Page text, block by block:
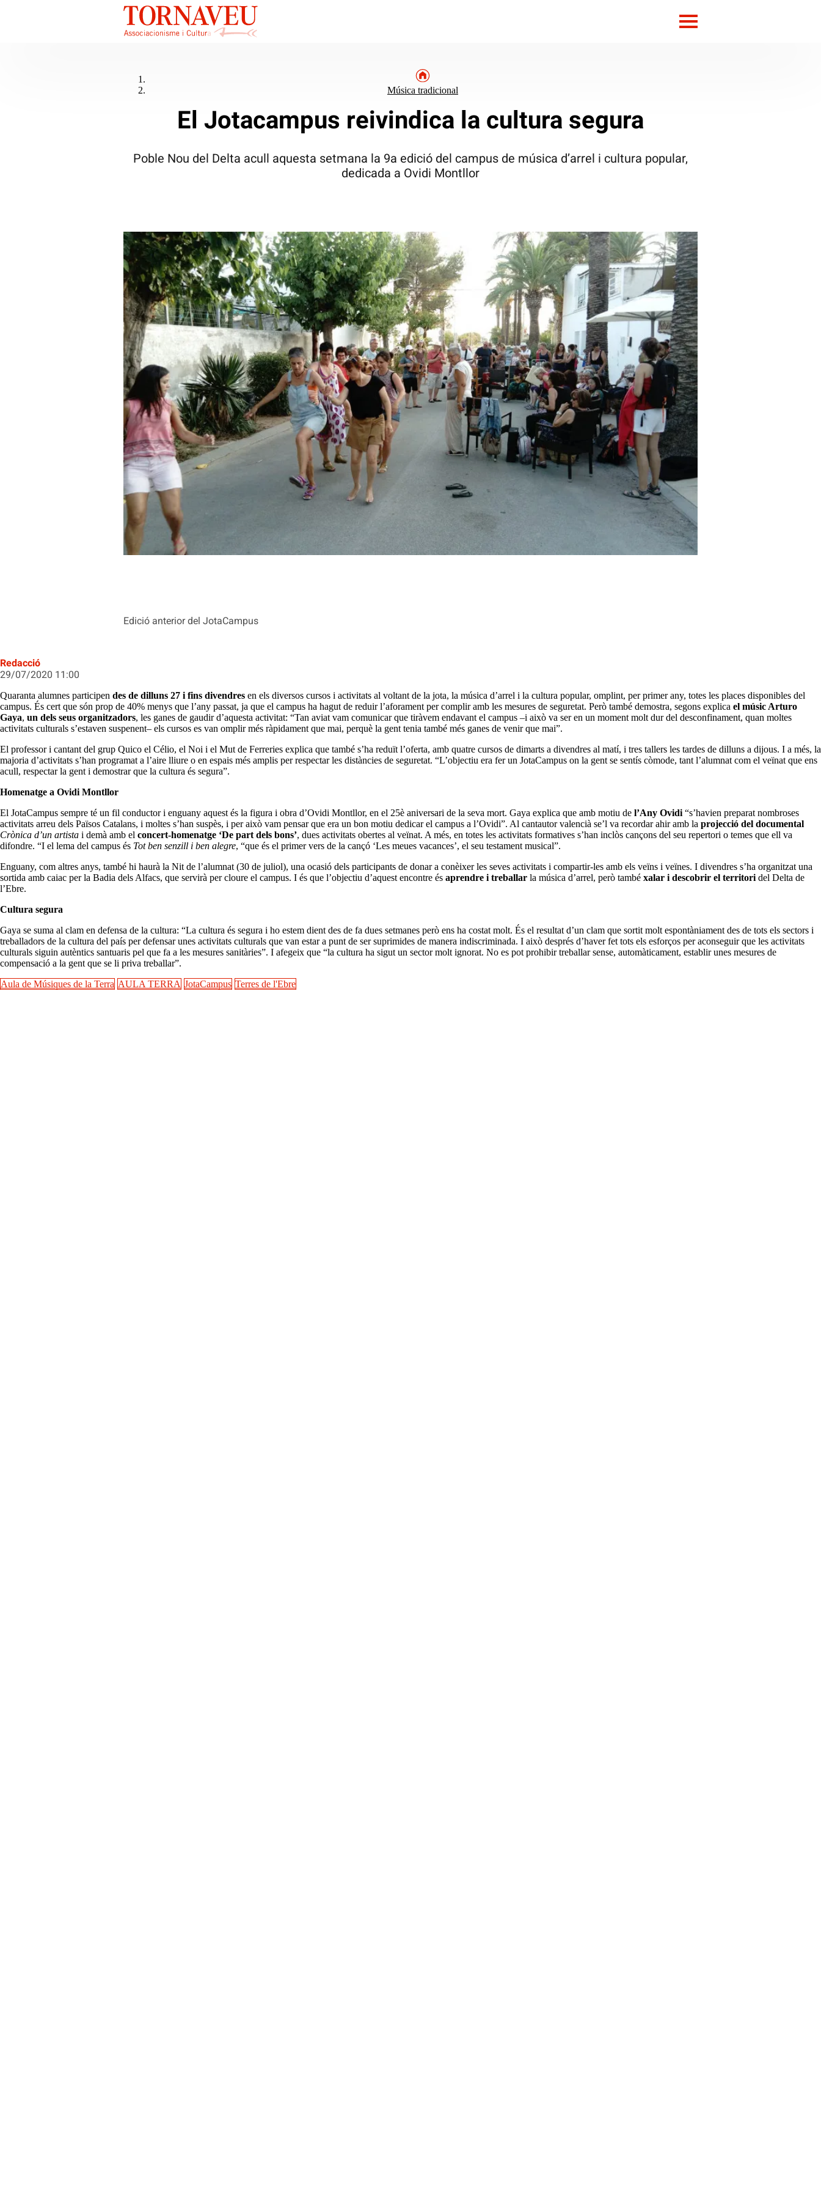
Edició anterior del JotaCampus
Música tradicional
El Jotacampus reivindica la cultura segura
Poble Nou del Delta acull aquesta setmana la 9a edició del campus de música d’arrel i cultura popular,
dedicada a Ovidi Montllor
Redacció
29/07/2020 11:00
Quaranta alumnes participen des de dilluns 27 i fins divendres en els diversos cursos i activitats al voltant de la jota, la música d’arrel i la cultura popular, omplint, per primer any, totes les places disponibles del
campus. És cert que són prop de 40% menys que l’any passat, ja que el campus ha hagut de reduir l’aforament per complir amb les mesures de seguretat. Però també demostra, segons explica el músic Arturo
Gaya, un dels seus organitzadors, les ganes de gaudir d’aquesta activitat: “Tan aviat vam comunicar que tiràvem endavant el campus –i això va ser en un moment molt dur del desconfinament, quan moltes
activitats culturals s’estaven suspenent– els cursos es van omplir més ràpidament que mai, perquè la gent tenia també més ganes de venir que mai”.
El professor i cantant del grup Quico el Célio, el Noi i el Mut de Ferreries explica que també s’ha reduït l’oferta, amb quatre cursos de dimarts a divendres al matí, i tres tallers les tardes de dilluns a dijous. I a més, la
majoria d’activitats s’han programat a l’aire lliure o en espais més amplis per respectar les distàncies de seguretat. “L’objectiu era fer un JotaCampus on la gent se sentís còmode, tant l’alumnat com el veïnat que ens
acull, respectar la gent i demostrar que la cultura és segura”.
Homenatge a Ovidi Montllor
El JotaCampus sempre té un fil conductor i enguany aquest és la figura i obra d’Ovidi Montllor, en el 25è aniversari de la seva mort. Gaya explica que amb motiu de l’Any Ovidi“s’havien preparat nombroses
activitats arreu dels Països Catalans, i moltes s’han suspès, i per això vam pensar que era un bon motiu dedicar el campus a l’Ovidi”. Al cantautor valencià se’l va recordar ahir amb la projecció del documental
Crònica d’un artista i demà amb el concert-homenatge ‘De part dels bons’, dues activitats obertes al veïnat. A més, en totes les activitats formatives s’han inclòs cançons del seu repertori o temes que ell va
difondre. “I el lema del campus és Tot ben senzill i ben alegre, “que és el primer vers de la cançó ‘Les meues vacances’, el seu testament musical”.
Enguany, com altres anys, també hi haurà la Nit de l’alumnat (30 de juliol), una ocasió dels participants de donar a conèixer les seves activitats i compartir-les amb els veïns i veïnes. I divendres s’ha organitzat una
sortida amb caiac per la Badia dels Alfacs, que servirà per cloure el campus. I és que l’objectiu d’aquest encontre és aprendre i treballar la música d’arrel, però també xalar i descobrir el territoridel Delta de
l’Ebre.
Cultura segura
Gaya se suma al clam en defensa de la cultura: “La cultura és segura i ho estem dient des de fa dues setmanes però ens ha costat molt. És el resultat d’un clam que sortit molt espontàniament des de tots els sectors i
treballadors de la cultura del país per defensar unes activitats culturals que van estar a punt de ser suprimides de manera indiscriminada. I això després d’haver fet tots els esforços per aconseguir que les activitats
culturals siguin autèntics santuaris pel que fa a les mesures sanitàries”. I afegeix que “la cultura ha sigut un sector molt ignorat. No es pot prohibir treballar sense, automàticament, establir unes mesures de
compensació a la gent que se li priva treballar”.
Aula de Músiques de la Terra AULA TERRA JotaCampus Terres de l'Ebre